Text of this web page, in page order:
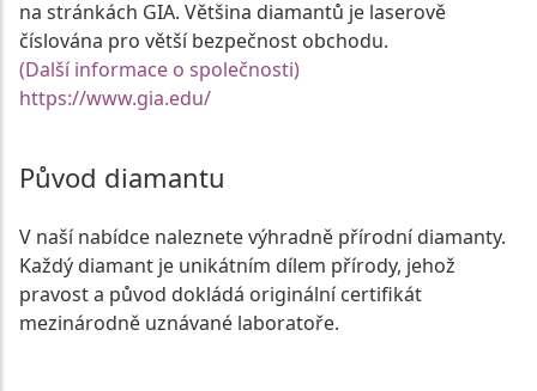
na stránkách GIA. Většina diamantů je laserově
číslována pro větší bezpečnost obchodu.
(Další informace o společnosti)
https://www.gia.edu/
Původ diamantu
V naší nabídce naleznete výhradně přírodní diamanty.
Každý diamant je unikátním dílem přírody, jehož
pravost a původ dokládá originální certifikát
mezinárodně uznávané laboratoře.